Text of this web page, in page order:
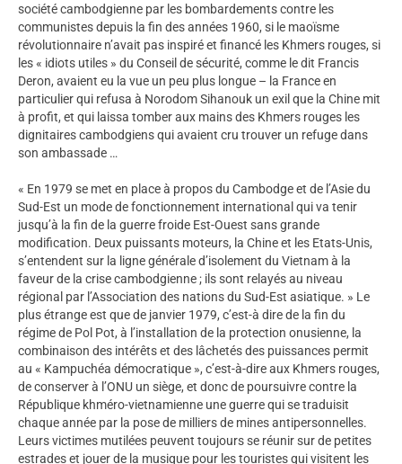
société cambodgienne par les bombardements contre les
communistes depuis la fin des années 1960, si le maoïsme
révolutionnaire n’avait pas inspiré et financé les Khmers rouges, si
les « idiots utiles » du Conseil de sécurité, comme le dit Francis
Deron, avaient eu la vue un peu plus longue – la France en
particulier qui refusa à Norodom Sihanouk un exil que la Chine mit
à profit, et qui laissa tomber aux mains des Khmers rouges les
dignitaires cambodgiens qui avaient cru trouver un refuge dans
son ambassade …
« En 1979 se met en place à propos du Cambodge et de l’Asie du
Sud-Est un mode de fonctionnement international qui va tenir
jusqu’à la fin de la guerre froide Est-Ouest sans grande
modification. Deux puissants moteurs, la Chine et les Etats-Unis,
s’entendent sur la ligne générale d’isolement du Vietnam à la
faveur de la crise cambodgienne ; ils sont relayés au niveau
régional par l’Association des nations du Sud-Est asiatique. » Le
plus étrange est que de janvier 1979, c’est-à dire de la fin du
régime de Pol Pot, à l’installation de la protection onusienne, la
combinaison des intérêts et des lâchetés des puissances permit
au « Kampuchéa démocratique », c’est-à-dire aux Khmers rouges,
de conserver à l’ONU un siège, et donc de poursuivre contre la
République khméro-vietnamienne une guerre qui se traduisit
chaque année par la pose de milliers de mines antipersonnelles.
Leurs victimes mutilées peuvent toujours se réunir sur de petites
estrades et jouer de la musique pour les touristes qui visitent les